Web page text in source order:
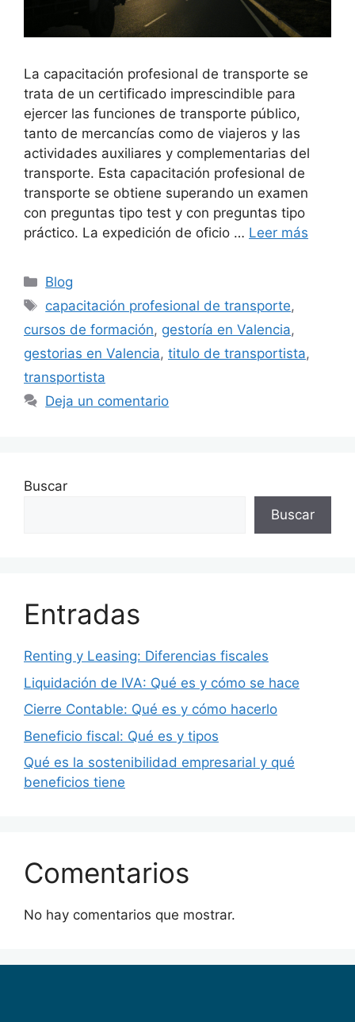
La capacitación profesional de transporte se
trata de un certificado imprescindible para
ejercer las funciones de transporte público,
tanto de mercancías como de viajeros y las
actividades auxiliares y complementarias del
transporte. Esta capacitación profesional de
transporte se obtiene superando un examen
con preguntas tipo test y con preguntas tipo
práctico. La expedición de oficio … Leer más
Blog
capacitación profesional de transporte,
cursos de formación, gestoría en Valencia,
gestorias en Valencia, titulo de transportista,
transportista
Deja un comentario
Buscar
Buscar
Entradas
Renting y Leasing: Diferencias fiscales
Liquidación de IVA: Qué es y cómo se hace
Cierre Contable: Qué es y cómo hacerlo
Beneficio fiscal: Qué es y tipos
Qué es la sostenibilidad empresarial y qué
beneficios tiene
Comentarios
No hay comentarios que mostrar.